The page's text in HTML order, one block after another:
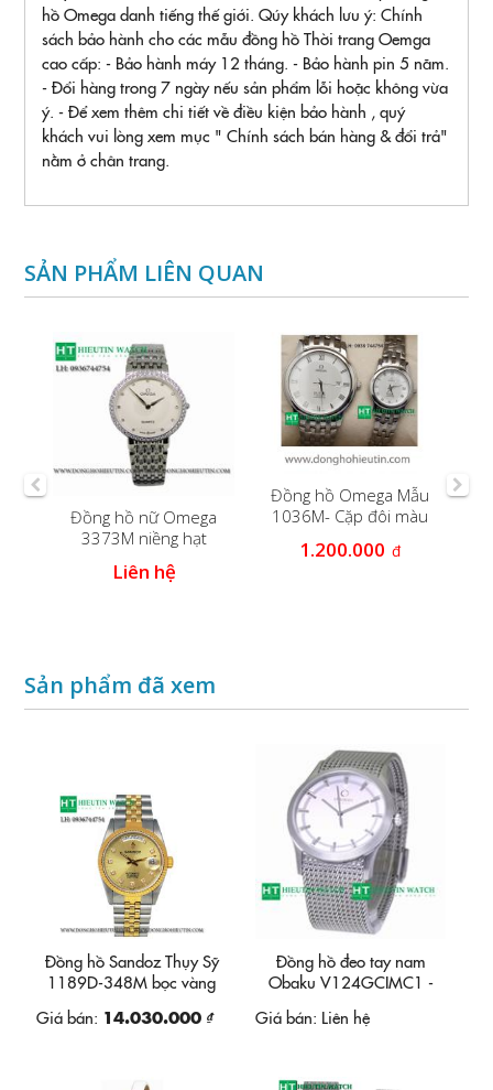
hồ Omega danh tiếng thế giới. Qúy khách lưu ý: Chính
sách bảo hành cho các mẫu đồng hồ Thời trang Oemga
cao cấp: - Bảo hành máy 12 tháng. - Bảo hành pin 5 năm.
- Đổi hàng trong 7 ngày nếu sản phẩm lỗi hoặc không vừa
ý. - Để xem thêm chi tiết về điều kiện bảo hành , quý
khách vui lòng xem mục " Chính sách bán hàng & đổi trả"
nằm ở chân trang.
SẢN PHẨM LIÊN QUAN
Đồng hồ nữ Omega
3373M niềng hạt
Liên hệ
Đồng hồ Omega Mẫu
1036M- Cặp đôi màu
1.200.000 đ
Sản phẩm đã xem
Đồng hồ Sandoz Thụy Sỹ
1189D-348M bọc vàng
Giá bán: 14.030.000 ₫
Đồng hồ đeo tay nam
Obaku V124GCIMC1 -
Giá bán: Liên hệ